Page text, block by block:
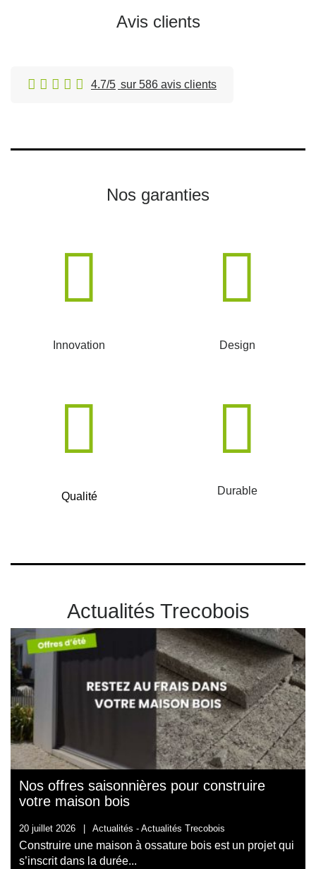
Avis clients
4.7/5 sur 586 avis clients
Nos garanties
Innovation Design
Qualité Durable
Actualités Trecobois
Nos offres saisonnières pour construire
votre maison bois
20 juillet 2026 | Actualités - Actualités Trecobois
Construire une maison à ossature bois est un projet qui
s’inscrit dans la durée...